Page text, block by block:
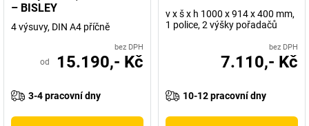
– BISLEY
4 výsuvy, DIN A4 příčně
bez DPH
od 15.190,- Kč
3-4 pracovní dny
v x š x h 1000 x 914 x 400 mm,
1 police, 2 výšky pořadačů
bez DPH
7.110,- Kč
10-12 pracovní dny